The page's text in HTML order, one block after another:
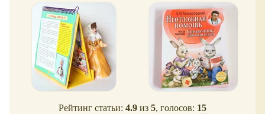
Рейтинг статьи: 4.9 из 5, голосов: 15